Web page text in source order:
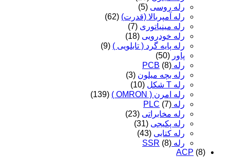
رله روسی (5)
رله آمپربالا (قدرت) (62)
رله مینیاتوری (7)
رله خودرویی (18)
رله پایه گرد ( تابلویی ) (9)
پاور (50)
رله PCB (8)
رله بچه میلون (3)
رله T شکل
(10)
رله امرن ( OMRON )
(139)
رله PLC (7)
رله مخابراتی (23)
رله پکیجی (31)
رله کتابی (43)
رله SSR (8)
ACP (8)